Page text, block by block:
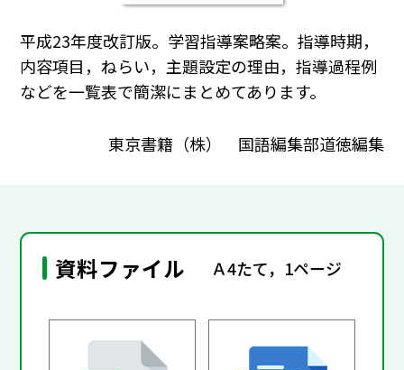
平成23年度改訂版。学習指導案略案。指導時期，
内容項目，ねらい，主題設定の理由，指導過程例
などを一覧表で簡潔にまとめてあります。
東京書籍（株） 国語編集部道徳編集
資料ファイル Ａ4たて，1ページ